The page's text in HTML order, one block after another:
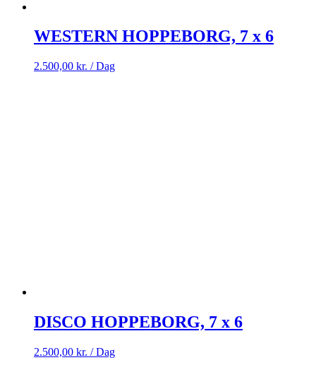
WESTERN HOPPEBORG, 7 x 6
2.500,00 kr. / Dag
DISCO HOPPEBORG, 7 x 6
2.500,00 kr. / Dag